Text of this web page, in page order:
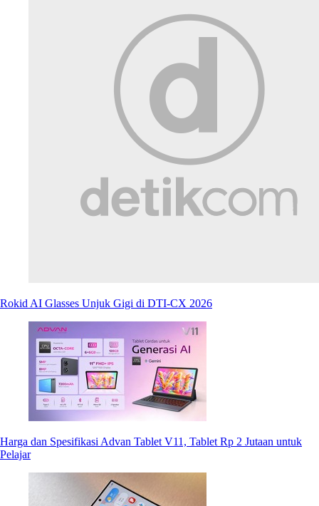
Rokid AI Glasses Unjuk Gigi di DTI-CX 2026
Harga dan Spesifikasi Advan Tablet V11, Tablet Rp 2 Jutaan untuk
Pelajar